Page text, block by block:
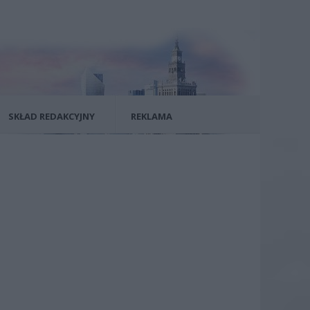
SKŁAD REDAKCYJNY REKLAMA